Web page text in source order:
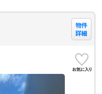
物件
詳細